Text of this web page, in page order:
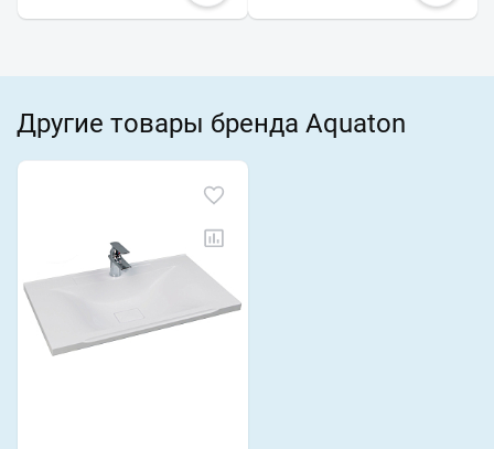
Другие товары бренда Aquaton